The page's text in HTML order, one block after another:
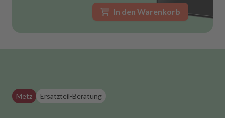
In den Warenkorb
Metz Ersatzteil-Beratung